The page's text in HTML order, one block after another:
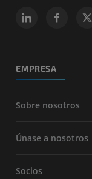
EMPRESA
Sobre nosotros
Únase a nosotros
Socios